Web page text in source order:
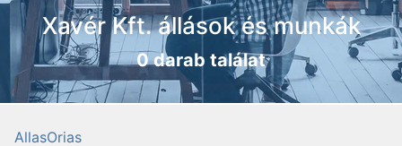
Xavér Kft. állások és munkák
0 darab találat
AllasOrias